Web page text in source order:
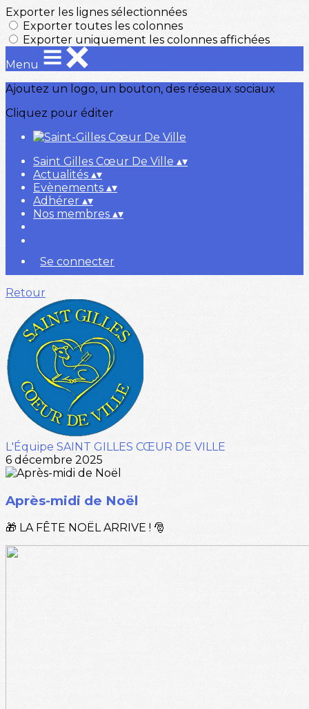
Exporter les lignes sélectionnées
Exporter toutes les colonnes
Exporter uniquement les colonnes affichées
Menu
Ajoutez un logo, un bouton, des réseaux sociaux
Cliquez pour éditer
Saint Gilles Cœur De Ville ▴▾
Actualités ▴▾
Evènements ▴▾
Adhérer ▴▾
Nos membres ▴▾
Se connecter
Retour
L'Équipe SAINT GILLES CŒUR DE VILLE
6 décembre 2025
Après-midi de Noël
🎁 LA FÊTE NOËL ARRIVE ! 🎅